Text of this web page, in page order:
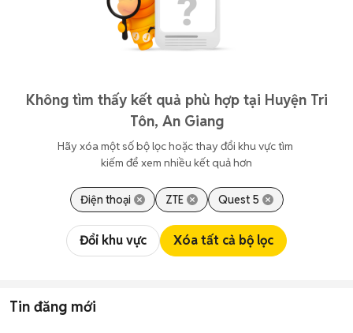
Không tìm thấy kết quả phù hợp tại Huyện Tri
Tôn, An Giang
Hãy xóa một số bộ lọc hoặc thay đổi khu vực tìm
kiếm để xem nhiều kết quả hơn
Điện thoại ZTE Quest 5
Đổi khu vực Xóa tất cả bộ lọc
Tin đăng mới